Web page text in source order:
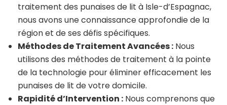
traitement des punaises de lit à Isle-d’Espagnac,
nous avons une connaissance approfondie de la
région et de ses défis spécifiques.
Méthodes de Traitement Avancées : Nous
utilisons des méthodes de traitement à la pointe
de la technologie pour éliminer efficacement les
punaises de lit de votre domicile.
Rapidité d’Intervention : Nous comprenons que